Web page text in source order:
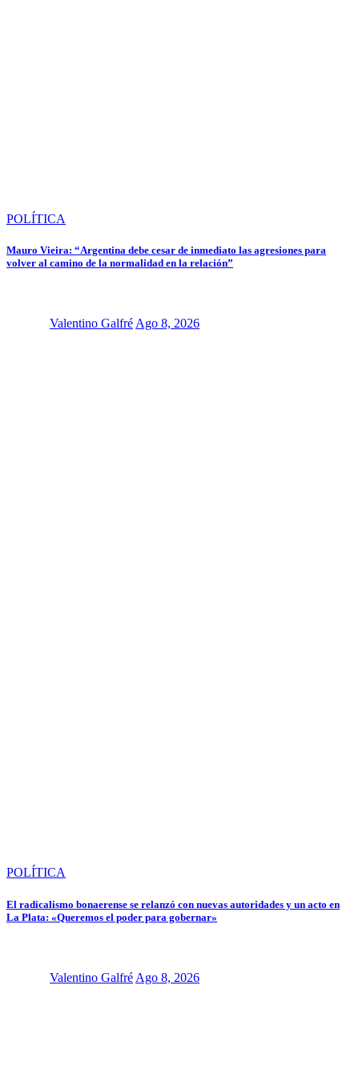
POLÍTICA
Mauro Vieira: “Argentina debe cesar de inmediato las agresiones para
volver al camino de la normalidad en la relación”
Valentino Galfré Ago 8, 2026
POLÍTICA
El radicalismo bonaerense se relanzó con nuevas autoridades y un acto en
La Plata: «Queremos el poder para gobernar»
Valentino Galfré Ago 8, 2026